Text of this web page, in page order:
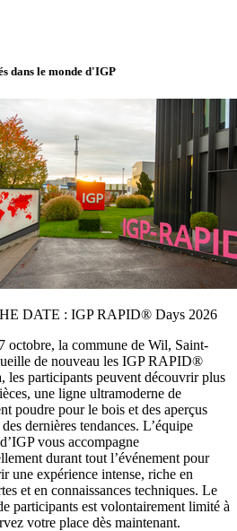
dans le monde d'IGP
DATE : IGP RAPID® Days 2026
octobre, la commune de Wil, Saint-
de nouveau les IGP RAPID®
les participants peuvent découvrir plus
une ligne ultramoderne de
poudre pour le bois et des aperçus
dernières tendances. L’équipe
vous accompagne
durant tout l’événement pour
une expérience intense, riche en
et en connaissances techniques. Le
participants est volontairement limité à
votre place dès maintenant.